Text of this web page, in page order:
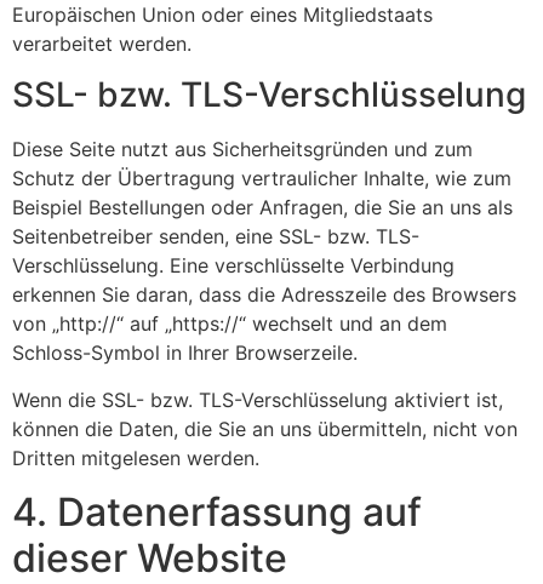
Europäischen Union oder eines Mitgliedstaats
verarbeitet werden.
SSL- bzw. TLS-Verschlüsselung
Diese Seite nutzt aus Sicherheitsgründen und zum
Schutz der Übertragung vertraulicher Inhalte, wie zum
Beispiel Bestellungen oder Anfragen, die Sie an uns als
Seitenbetreiber senden, eine SSL- bzw. TLS-
Verschlüsselung. Eine verschlüsselte Verbindung
erkennen Sie daran, dass die Adresszeile des Browsers
von „http://“ auf „https://“ wechselt und an dem
Schloss-Symbol in Ihrer Browserzeile.
Wenn die SSL- bzw. TLS-Verschlüsselung aktiviert ist,
können die Daten, die Sie an uns übermitteln, nicht von
Dritten mitgelesen werden.
4. Datenerfassung auf
dieser Website